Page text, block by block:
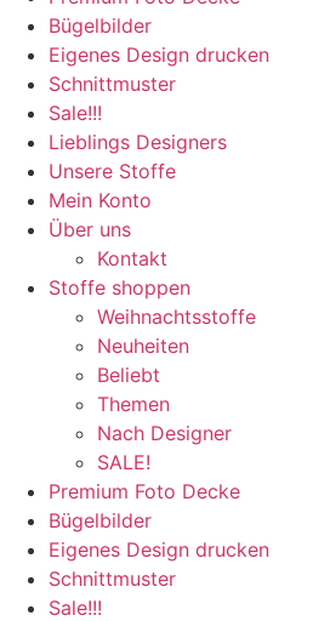
Bügelbilder
Eigenes Design drucken
Schnittmuster
Sale!!!
Lieblings Designers
Unsere Stoffe
Mein Konto
Über uns
Kontakt
Stoffe shoppen
Weihnachtsstoffe
Neuheiten
Beliebt
Themen
Nach Designer
SALE!
Premium Foto Decke
Bügelbilder
Eigenes Design drucken
Schnittmuster
Sale!!!